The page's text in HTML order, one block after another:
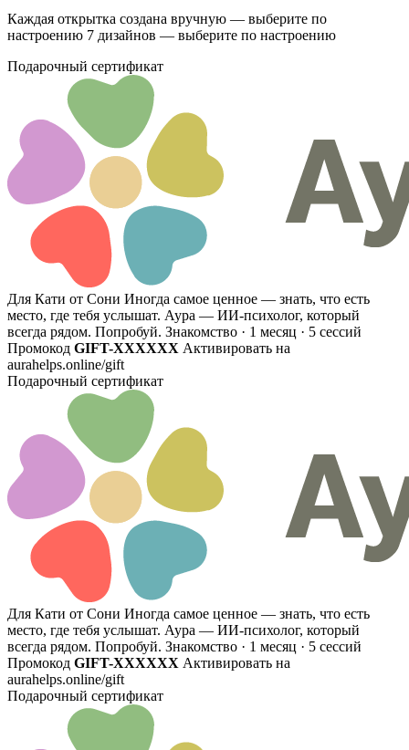
Каждая открытка создана вручную — выберите по
настроению 7 дизайнов — выберите по настроению
Подарочный сертификат
Для Кати от Сони Иногда самое ценное — знать, что есть
место, где тебя услышат. Аура — ИИ-психолог, который
всегда рядом. Попробуй. Знакомство · 1 месяц · 5 сессий
Промокод GIFT-XXXXXX Активировать на
aurahelps.online/gift
Подарочный сертификат
Для Кати от Сони Иногда самое ценное — знать, что есть
место, где тебя услышат. Аура — ИИ-психолог, который
всегда рядом. Попробуй. Знакомство · 1 месяц · 5 сессий
Промокод GIFT-XXXXXX Активировать на
aurahelps.online/gift
Подарочный сертификат